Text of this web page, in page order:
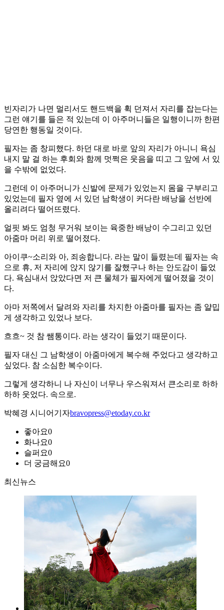
빈자리가 나면 멀리서도 핸드백을 휙 던져서 자리를 잡는다는
그런 얘기를 들은 적 있는데 이 아주머니들은 일행이니까 한편
당연한 행동일 것이다.
필자는 좀 창피했다. 하던 대로 바로 앞의 자리가 아니니 욕심
내지 말 걸 하는 후회와 함께 멋쩍은 웃음을 띠고 그 앞에 서 있
을 수밖에 없었다.
그런데 이 아주머니가 신발에 문제가 있었는지 몸을 구부리고
있었는데 필자 옆에 서 있던 남학생이 커다란 배낭을 선반에
올리려다 떨어뜨렸다.
얼핏 봐도 엄청 무거워 보이는 육중한 배낭이 수그리고 있던
아줌마 머리 위로 떨어졌다.
아이쿠~소리와 아, 죄송합니다. 라는 말이 들렸는데 필자는 속
으로 휴, 저 자리에 앉지 않기를 잘했구나 하는 안도감이 들었
다. 욕심내서 앉았다면 저 큰 물체가 필자에게 떨어졌을 것이
다.
아마 저쪽에서 달려와 자리를 차지한 아줌마를 필자는 좀 얄밉
게 생각하고 있었나 보다.
흐흐~ 것 참 쌤통이다. 라는 생각이 들었기 때문이다.
필자 대신 그 남학생이 아줌마에게 복수해 주었다고 생각하고
싶었다. 참 소심한 복수이다.
그렇게 생각하니 나 자신이 너무나 우스워져서 큰소리로 하하
하하 웃었다. 속으로.
박혜경 시니어기자bravopress@etoday.co.kr
좋아요0
화나요0
슬퍼요0
더 궁금해요0
최신뉴스